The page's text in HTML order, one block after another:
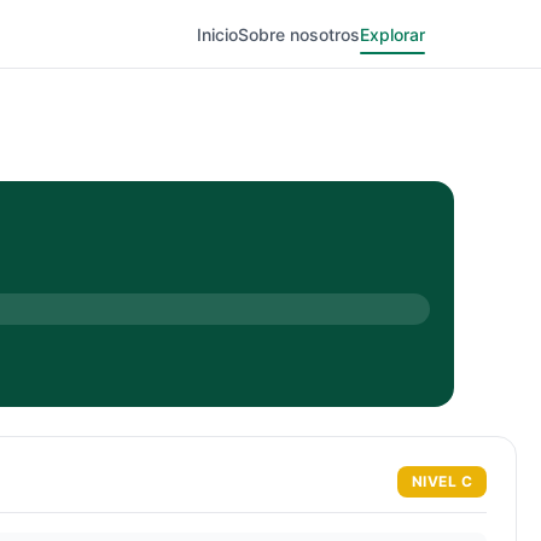
InicioSobre nosotrosExplorar
NIVEL C